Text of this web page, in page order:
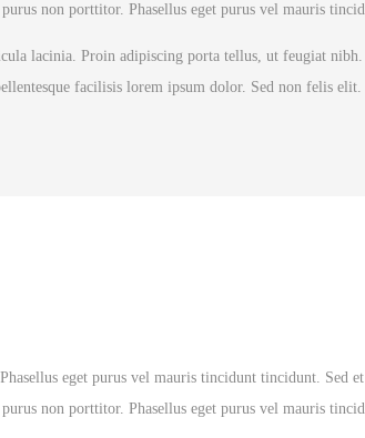
non porttitor. Phasellus eget purus vel mauris
lacinia. Proin adipiscing porta tellus, ut feugiat
facilisis lorem ipsum dolor. Sed non felis elit.
eget purus vel mauris tincidunt tincidunt. Sed
non porttitor. Phasellus eget purus vel mauris